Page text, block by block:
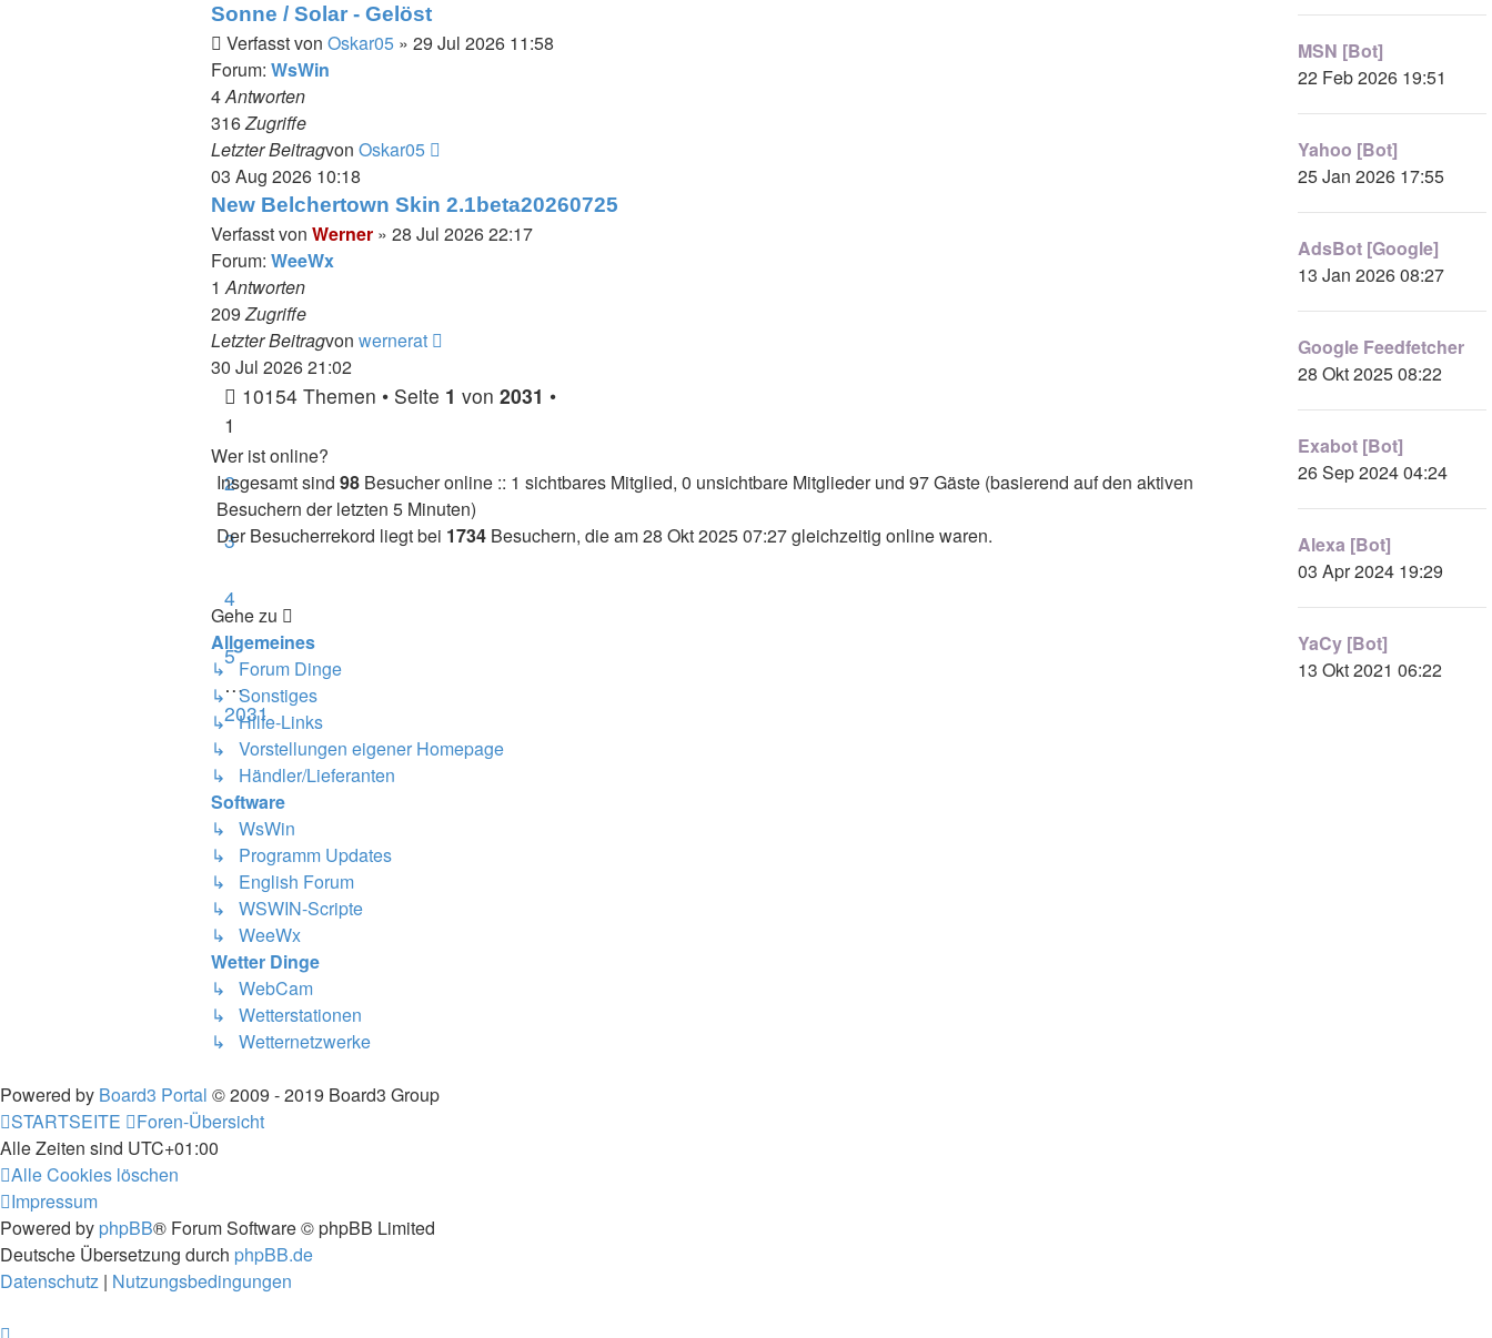
Sonne / Solar - Gelöst
Verfasst von Oskar05 » 29 Jul 2026 11:58
Forum: WsWin
4Antworten
316Zugriffe
Letzter Beitragvon Oskar05
03 Aug 2026 10:18
New Belchertown Skin 2.1beta20260725
Verfasst von Werner » 28 Jul 2026 22:17
Forum: WeeWx
1Antworten
209Zugriffe
Letzter Beitragvon wernerat
30 Jul 2026 21:02
10154 Themen • Seite 1 von 2031 •
1
2
3
4
5
…
2031
Wer ist online?
Insgesamt sind 98 Besucher online :: 1 sichtbares Mitglied, 0 unsichtbare Mitglieder und 97 Gäste (basierend auf den aktiven
Besuchern der letzten 5 Minuten)
Der Besucherrekord liegt bei 1734 Besuchern, die am 28 Okt 2025 07:27 gleichzeitig online waren.
Gehe zu
Allgemeines
↳ Forum Dinge
↳ Sonstiges
↳ Hilfe-Links
↳ Vorstellungen eigener Homepage
↳ Händler/Lieferanten
Software
↳ WsWin
↳ Programm Updates
↳ English Forum
↳ WSWIN-Scripte
↳ WeeWx
Wetter Dinge
↳ WebCam
↳ Wetterstationen
↳ Wetternetzwerke
MSN [Bot]
22 Feb 2026 19:51
Yahoo [Bot]
25 Jan 2026 17:55
AdsBot [Google]
13 Jan 2026 08:27
Google Feedfetcher
28 Okt 2025 08:22
Exabot [Bot]
26 Sep 2024 04:24
Alexa [Bot]
03 Apr 2024 19:29
YaCy [Bot]
13 Okt 2021 06:22
Powered by Board3 Portal © 2009 - 2019 Board3 Group
STARTSEITE
Foren-Übersicht
Alle Zeiten sind UTC+01:00
Alle Cookies löschen
Impressum
Powered by phpBB® Forum Software © phpBB Limited
Deutsche Übersetzung durch phpBB.de
Datenschutz | Nutzungsbedingungen